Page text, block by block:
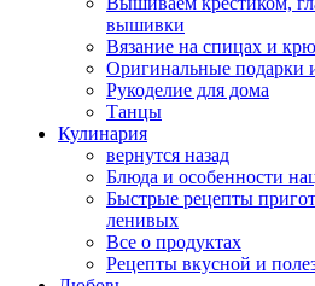
вышивки
Вязание на спицах и
Оригинальные подарки
Рукоделие для дома
Танцы
Кулинария
вернутся назад
Блюда и особенности
Быстрые рецепты
ленивых
Все о продуктах
Рецепты вкусной и